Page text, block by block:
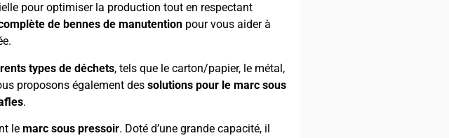
pour optimiser la production tout en respectant
de bennes de manutention pour vous aider à
types de déchets, tels que le carton/papier, le métal,
proposons également dessolutions pour le marc sous
.
lemarc sous pressoir. Doté d’une grande capacité, il